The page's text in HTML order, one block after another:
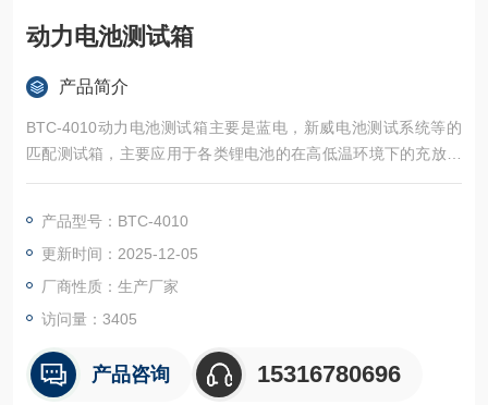
动力电池测试箱
产品简介
BTC-4010动力电池测试箱主要是蓝电，新威电池测试系统等的
匹配测试箱，主要应用于各类锂电池的在高低温环境下的充放电
试验，是一款新型的可靠性测试设备。
产品型号：BTC-4010
更新时间：2025-12-05
厂商性质：生产厂家
访问量：3405
产品咨询 15316780696